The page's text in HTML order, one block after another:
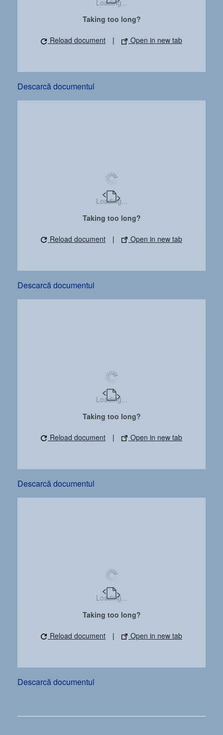
Loading...
Taking too long?
Reload document | Open in new tab
Descarcă documentul
Loading...
Taking too long?
Reload document | Open in new tab
Descarcă documentul
Loading...
Taking too long?
Reload document | Open in new tab
Descarcă documentul
Loading...
Taking too long?
Reload document | Open in new tab
Descarcă documentul